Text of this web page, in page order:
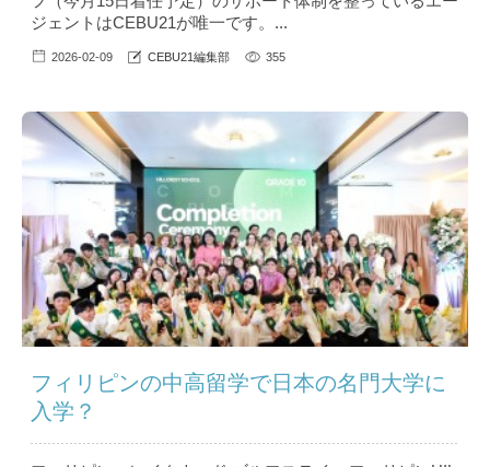
ジェントはCEBU21が唯一です。...
2026-02-09 CEBU21編集部 355
フィリピンの中高留学で日本の名門大学に
入学？